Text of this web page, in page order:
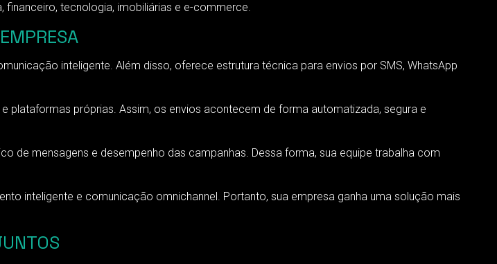
tecnologia, imobiliárias e e-commerce.
inteligente. Além disso, oferece estrutura técnica para envios por SMS, WhatsApp
plataformas próprias. Assim, os envios acontecem de forma automatizada, segura e
de mensagens e desempenho das campanhas. Dessa forma, sua equipe trabalha com
inteligente e comunicação omnichannel. Portanto, sua empresa ganha uma solução mais